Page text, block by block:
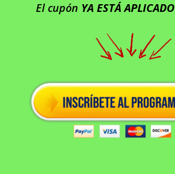
El cupón YA ESTÁ APLICADO